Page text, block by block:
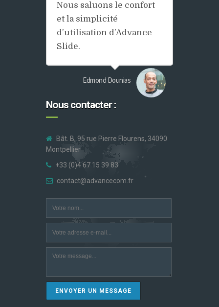
Nous saluons le confort
et la simplicité
d’utilisation d’Advance
Slide.
Edmond Dounias
Nous contacter :
Bât. B, 95 rue Pierre Flourens, 34090
Montpellier
+33 (0)4 67 15 39 83
contact@advancecom.fr
ENVOYER UN MESSAGE